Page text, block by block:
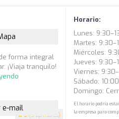
5 (5 opiniones)
forma integral
¡Viaja tranquilo!
e-mail
Horario:
Lunes:
Martes:
Miércoles:
Jueves:
Viernes:
Sábado:
Domingo:
El horario podría
la empresa para